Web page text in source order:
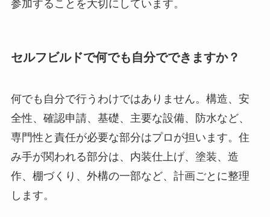
参加することを大切にしています。
セルフビルドで何でも自分でできますか？
何でも自分で行うわけではありません。構造、安
全性、確認申請、基礎、主要な設備、防水など、
専門性と責任が必要な部分はプロが担います。住
み手が関われる部分は、内装仕上げ、塗装、造
作、棚づくり、外構の一部など、計画ごとに整理
します。